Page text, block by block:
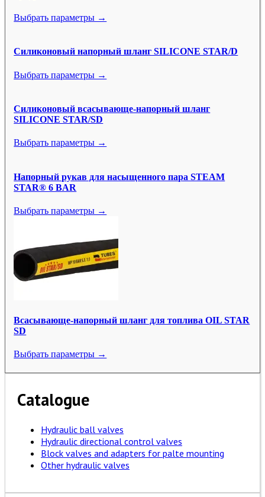
Выбрать параметры →
Силиконовый напорный шланг SILICONE STAR/D
Выбрать параметры →
Силиконовый всасывающе-напорный шланг
SILICONE STAR/SD
Выбрать параметры →
Напорный рукав для насыщенного пара STEAM
STAR® 6 BAR
Выбрать параметры →
Всасывающе-напорный шланг для топлива OIL STAR
SD
Выбрать параметры →
Catalogue
Hydraulic ball valves
Hydraulic directional control valves
Block valves and adapters for palte mounting
Other hydraulic valves